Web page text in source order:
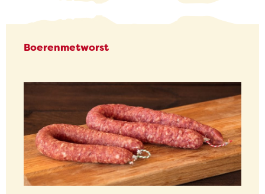
Boerenmetworst